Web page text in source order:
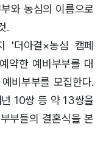
와 농심의 이름으로
.
'더아결×농심 캠페
약한 예비부부를 대
비부부를 모집한다.
10쌍 등 약 13쌍을
부들의 결혼식을 본